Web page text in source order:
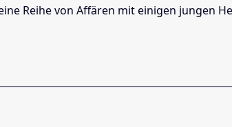
Reihe von Affären mit einigen jungen